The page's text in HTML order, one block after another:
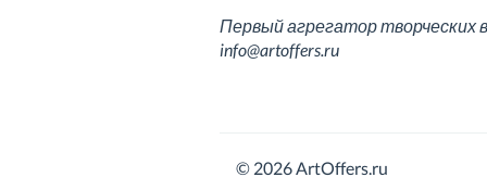
Первый агрегатор творческих
info@artoffers.ru
© 2026 ArtOffers.ru